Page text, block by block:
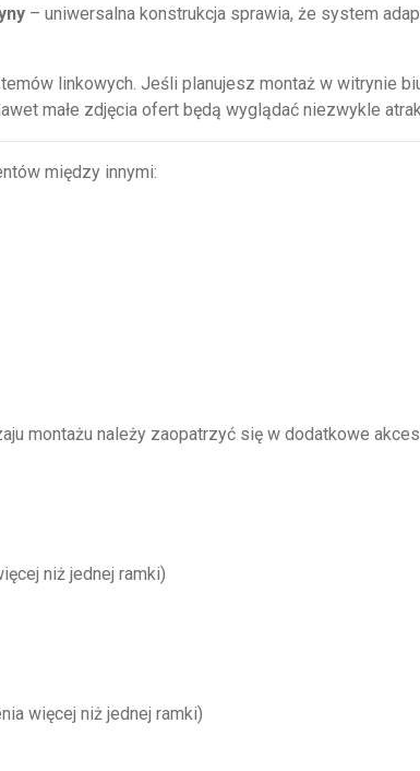
– uniwersalna konstrukcja sprawia, że system
linkowych. Jeśli planujesz montaż w witrynie
małe zdjęcia ofert będą wyglądać niezwykle
między innymi:
montażu należy zaopatrzyć się w dodatkowe
niż jednej ramki)
więcej niż jednej ramki)